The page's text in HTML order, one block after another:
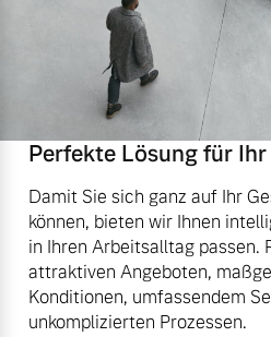
Perfekte Lösung für
Damit Sie sich ganz auf Ihr
können, bieten wir Ihnen
in Ihren Arbeitsalltag passen.
attraktiven Angeboten,
Konditionen, umfassendem
unkomplizierten Prozessen.